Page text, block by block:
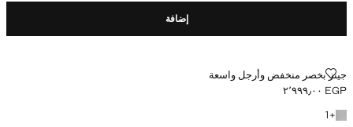
إضافة
جينز بخصر منخفض وأرجل واسعة
جينز بخصر منخفض وأرجل واسعة
السعر الحالي [EGP ٢٬٩٩٩٫٠٠ ]
EGP ٢٬٩٩٩٫٠٠
+
1
+ لون آخر